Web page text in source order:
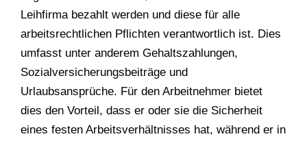
Leihfirma bezahlt werden und diese für alle
arbeitsrechtlichen Pflichten verantwortlich ist. Dies
umfasst unter anderem Gehaltszahlungen,
Sozialversicherungsbeiträge und
Urlaubsansprüche. Für den Arbeitnehmer bietet
dies den Vorteil, dass er oder sie die Sicherheit
eines festen Arbeitsverhältnisses hat, während er in